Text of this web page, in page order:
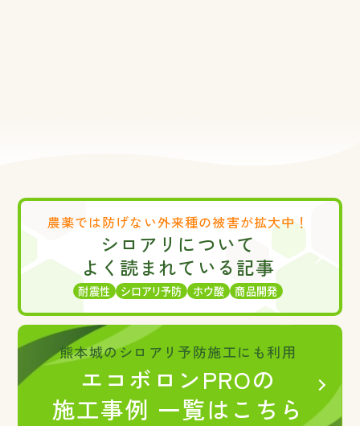
農薬では防げない外来種の被害が拡大中！
シロアリについて
よく読まれている記事
耐震性 シロアリ予防 ホウ酸 商品開発
熊本城のシロアリ予防施工にも利用
エコボロンPROの
施工事例 一覧はこちら